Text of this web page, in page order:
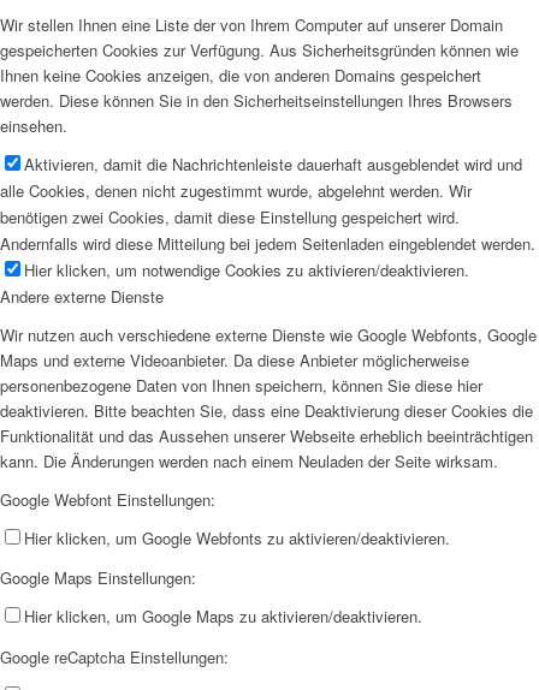
Wir stellen Ihnen eine Liste der von Ihrem Computer auf unserer Domain
gespeicherten Cookies zur Verfügung. Aus Sicherheitsgründen können wie
Ihnen keine Cookies anzeigen, die von anderen Domains gespeichert
werden. Diese können Sie in den Sicherheitseinstellungen Ihres Browsers
einsehen.
Aktivieren, damit die Nachrichtenleiste dauerhaft ausgeblendet wird und
alle Cookies, denen nicht zugestimmt wurde, abgelehnt werden. Wir
benötigen zwei Cookies, damit diese Einstellung gespeichert wird.
Andernfalls wird diese Mitteilung bei jedem Seitenladen eingeblendet werden.
Hier klicken, um notwendige Cookies zu aktivieren/deaktivieren.
Andere externe Dienste
Wir nutzen auch verschiedene externe Dienste wie Google Webfonts, Google
Maps und externe Videoanbieter. Da diese Anbieter möglicherweise
personenbezogene Daten von Ihnen speichern, können Sie diese hier
deaktivieren. Bitte beachten Sie, dass eine Deaktivierung dieser Cookies die
Funktionalität und das Aussehen unserer Webseite erheblich beeinträchtigen
kann. Die Änderungen werden nach einem Neuladen der Seite wirksam.
Google Webfont Einstellungen:
Hier klicken, um Google Webfonts zu aktivieren/deaktivieren.
Google Maps Einstellungen:
Hier klicken, um Google Maps zu aktivieren/deaktivieren.
Google reCaptcha Einstellungen: